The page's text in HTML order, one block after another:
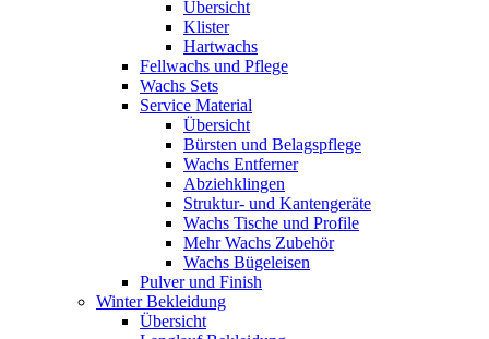
Übersicht
Klister
Hartwachs
Fellwachs und Pflege
Wachs Sets
Service Material
Übersicht
Bürsten und Belagspflege
Wachs Entferner
Abziehklingen
Struktur- und Kantengeräte
Wachs Tische und Profile
Mehr Wachs Zubehör
Wachs Bügeleisen
Pulver und Finish
Winter Bekleidung
Übersicht